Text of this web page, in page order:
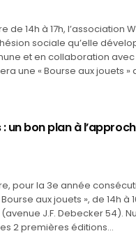
de 14h à 17h, l’association
sociale qu’elle
et en collaboration
une « Bourse aux jouets »
un bon plan à
pour la 3e année
aux jouets », de 14h à
J.F. Debecker 54).
2 premières éditions…